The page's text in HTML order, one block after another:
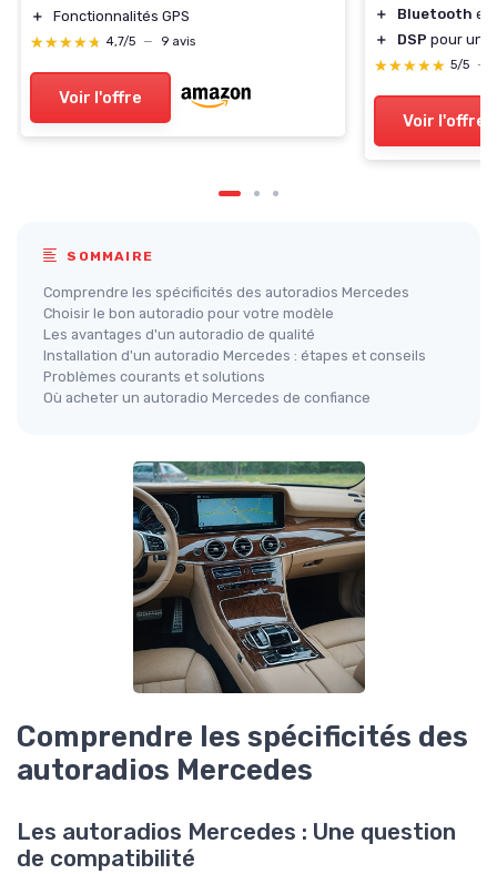
＋
Fonctionnalités GPS
★★★★★
★★★★★ 4,7/5 — 9 avis
Voir l'offre
＋
Bluetooth et
＋
DSP pour un
★★★★★
★★★★★ 5/5 —
Voir l'offre
SOMMAIRE
Comprendre les spécificités des autoradios Mercedes
Choisir le bon autoradio pour votre modèle
Les avantages d'un autoradio de qualité
Installation d'un autoradio Mercedes : étapes et conseils
Problèmes courants et solutions
Où acheter un autoradio Mercedes de confiance
Comprendre les spécificités des
autoradios Mercedes
Les autoradios Mercedes : Une question
de compatibilité